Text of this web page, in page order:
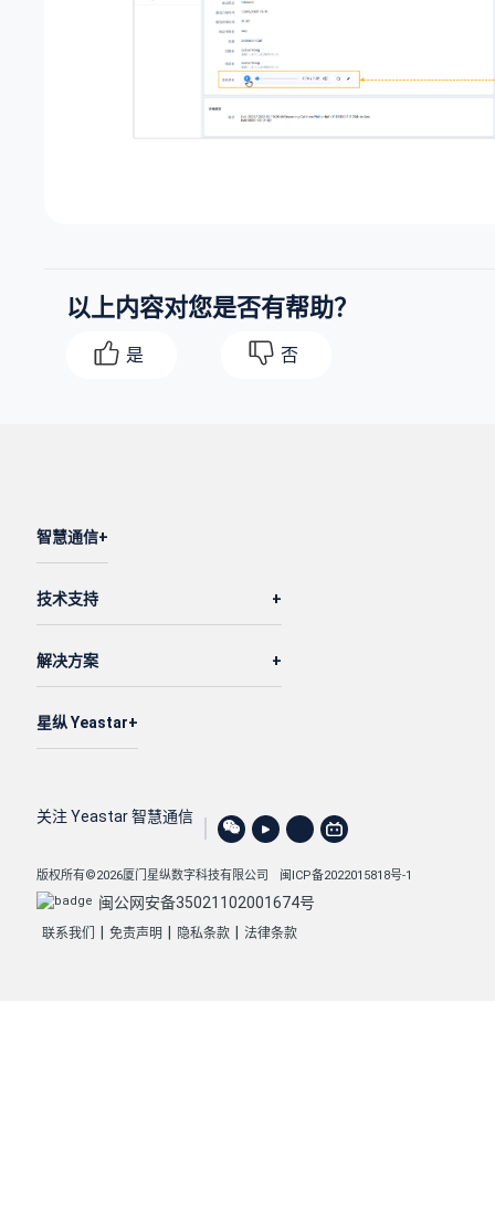
以上内容对您是否有帮助？
是 否
智慧通信
技术支持
解决方案
星纵 Yeastar
关注 Yeastar 智慧通信
版权所有©2026厦门星纵数字科技有限公司 闽ICP备2022015818号-1
闽公网安备35021102001674号
联系我们 免责声明 隐私条款 法律条款